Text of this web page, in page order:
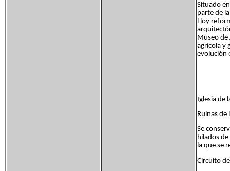
Situado
parte de
Hoy
Museo de
agrícola y
evolución
Iglesia de
Ruinas de
Se
hilados
la que se
Circuito